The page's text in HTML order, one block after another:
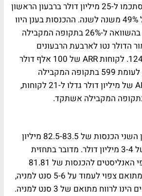
ההכנסות בענן היו הסתכמו ל-25 מיליון דולר ברבעון הראשון
של 2023, עלייה של 49% משנה לשנה. ההכנסות בענן היוו
31% מסך ההכנסות, בהשוואה ל-26% בתקופה המקבילה
הדולר נטו לארבעת הרבעונים
העוקבים עמד על 124%. לקוחות ARR של 100 אלף דולר
גדלו ל-785 לקוחות, לעומת 599 בתקופה המקבילה
אשתקד. לקוחות ARR של מיליון דולר גדלו ל-21 לקוחות,
ג'ייפרוג צופה ברבעון השני הכנסות של 82.5-83.5 מיליון
דולר ורווח תפעולי של 3-4 מיליון דולר. מדובר בתחזית
הכנסות הגבוהה מצפי האנליסטים להכנסות של 81.81
מיליון דולר. הרווח המתואם צפוי לעמוד על 5-6 סנט למניה,
לרווח מתואם של 3 סנט למניה.